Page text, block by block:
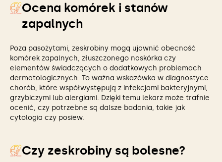
Ocena komórek i stanów
zapalnych
Poza pasożytami, zeskrobiny mogą ujawnić obecność
komórek zapalnych, złuszczonego naskórka czy
elementów świadczących o dodatkowych problemach
dermatologicznych. To ważna wskazówka w diagnostyce
chorób, które współwystępują z infekcjami bakteryjnymi,
grzybiczymi lub alergiami. Dzięki temu lekarz może trafnie
ocenić, czy potrzebne są dalsze badania, takie jak
cytologia czy posiew.
Czy zeskrobiny są bolesne?